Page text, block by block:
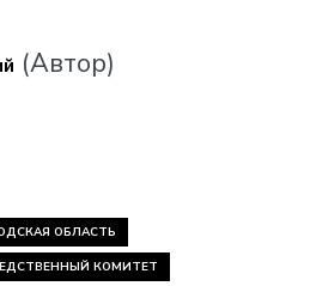
(Автор)
ОБЛАСТЬ
КОМИТЕТ